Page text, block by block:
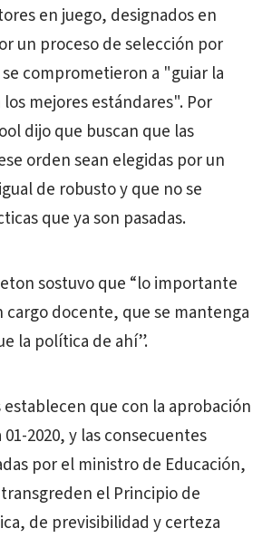
en juego, designados en
un proceso de selección por
comprometieron a "guiar la
mejores estándares". Por
dijo que buscan que las
orden sean elegidas por un
de robusto y que no se
que ya son pasadas.
sostuvo que “lo importante
cargo docente, que se mantenga
la política de ahí”.
establecen que con la aprobación
2020, y las consecuentes
por el ministro de Educación,
el Principio de
de previsibilidad y certeza